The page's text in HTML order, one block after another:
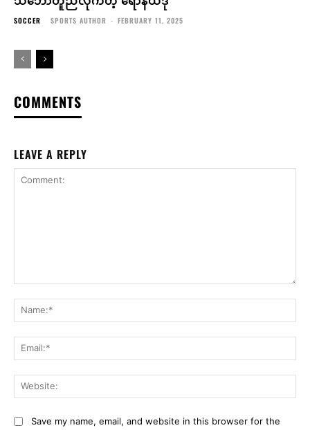
SOCCER SPORTS AUTHOR - FEBRUARY 11, 2025
COMMENTS
LEAVE A REPLY
Save my name, email, and website in this browser for the